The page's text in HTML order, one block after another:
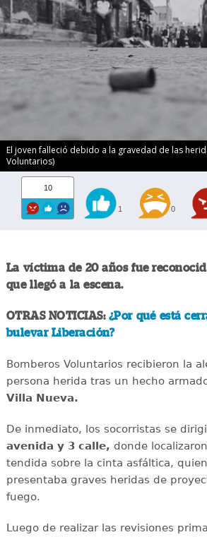
El joven falleció debido a la gravedad de las
Voluntarios)
10
1 0
La víctima de 20 años fue
que llegó a la escena.
OTRAS NOTICIAS: ¿Por qué está
bulevar Liberación?
Bomberos Voluntarios recibieron la
persona herida tras un hecho
Villa Nueva.
De inmediato, los socorristas se
avenida y 3 calle, donde
tendida sobre la cinta asfáltica,
presentaba graves heridas de
fuego.
Luego de realizar las revisiones